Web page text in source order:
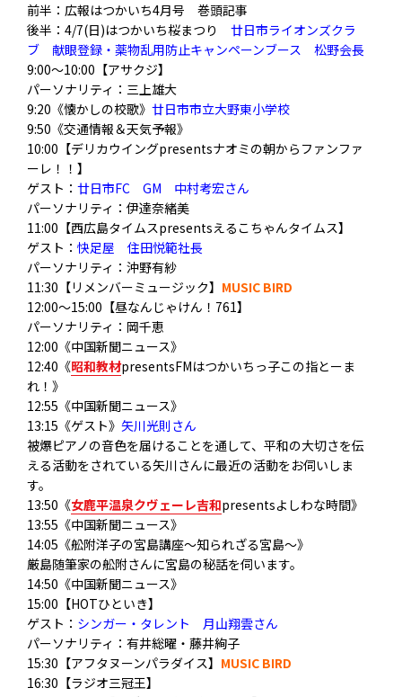
前半：広報はつかいち4月号 巻頭記事
後半：4/7(日)はつかいち桜まつり 廿日市ライオンズクラ
ブ 献眼登録・薬物乱用防止キャンペーンブース 松野会長
9:00～10:00【アサクジ】
パーソナリティ：三上雄大
9:20《懐かしの校歌》 廿日市市立大野東小学校
9:50《交通情報＆天気予報》
10:00【デリカウイングpresentsナオミの朝からファンファ
ーレ！！】
ゲスト： 廿日市FC GM 中村考宏さん
パーソナリティ：伊達奈緒美
11:00【西広島タイムスpresentsえるこちゃんタイムス】
ゲスト： 快足屋 住田悦範社長
パーソナリティ：沖野有紗
11:30【リメンバーミュージック】 MUSIC BIRD
12:00～15:00【昼なんじゃけん！761】
パーソナリティ：岡千恵
12:00《中国新聞ニュース》
12:40《昭和教材presentsFMはつかいちっ子この指とーま
れ！》
12:55《中国新聞ニュース》
13:15《ゲスト》 矢川光則さん
被爆ピアノの音色を届けることを通して、平和の大切さを伝
える活動をされている矢川さんに最近の活動をお伺いしま
す。
13:50《女鹿平温泉クヴェーレ吉和presentsよしわな時間》
13:55《中国新聞ニュース》
14:05《舩附洋子の宮島講座～知られざる宮島～》
厳島随筆家の舩附さんに宮島の秘話を伺います。
14:50《中国新聞ニュース》
15:00【HOTひといき】
ゲスト： シンガー・タレント 月山翔雲さん
パーソナリティ ：有井総曜・藤井絢子
15:30【アフタヌーンパラダイス】 MUSIC BIRD
16:30【ラジオ三冠王】